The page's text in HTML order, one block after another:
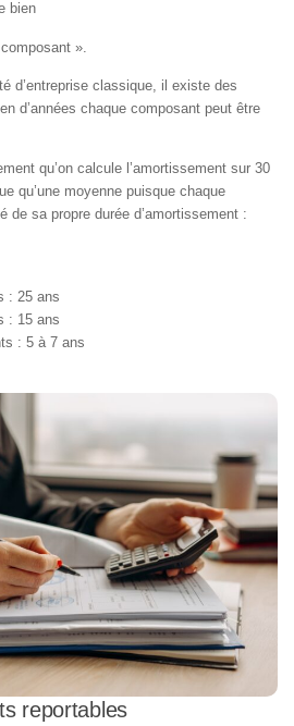
bien
».
d’entreprise classique, il existe des
d’années chaque composant peut être
qu’on calcule l’amortissement sur 30
qu’une moyenne puisque chaque
de sa propre durée d’amortissement :
: 25 ans
: 15 ans
: 5 à 7 ans
reportables